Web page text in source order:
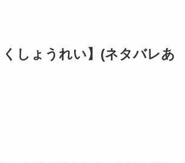
くしょうれい】(ネタバレあ